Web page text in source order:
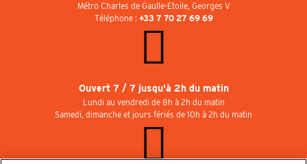
Métro Charles de Gaulle-Etoile, Georges V
Téléphone : +33 7 70 27 69 69
Ouvert 7 / 7 jusqu'à 2h du matin
Lundi au vendredi de 8h à 2h du matin
Samedi, dimanche et jours fériés de 10h à 2h du matin